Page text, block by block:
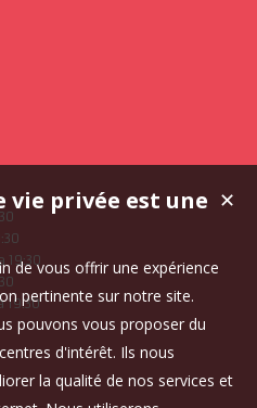
19:30
19:30
✕
vie privée est une
de vous offrir une expérience
pertinente sur notre site.
pouvons vous proposer du
d'intérêt. Ils nous
la qualité de nos services et